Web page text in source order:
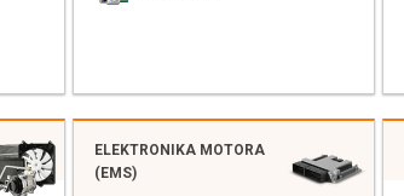
ELEKTRONIKA MOTORA
(EMS)